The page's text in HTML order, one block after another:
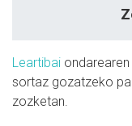
Leartibai
sortaz gozatzeko
zozketan.